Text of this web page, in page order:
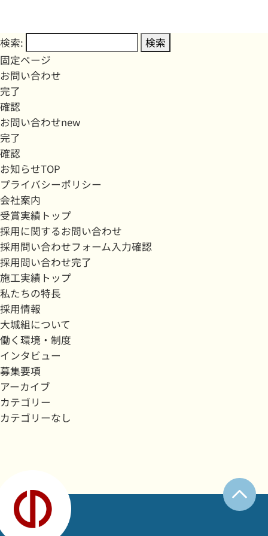
検索:
固定ページ
お問い合わせ
完了
確認
お問い合わせnew
完了
確認
お知らせTOP
プライバシーポリシー
会社案内
受賞実績トップ
採用に関するお問い合わせ
採用問い合わせフォーム入力確認
採用問い合わせ完了
施工実績トップ
私たちの特長
採用情報
大城組について
働く環境・制度
インタビュー
募集要項
アーカイブ
カテゴリー
カテゴリーなし